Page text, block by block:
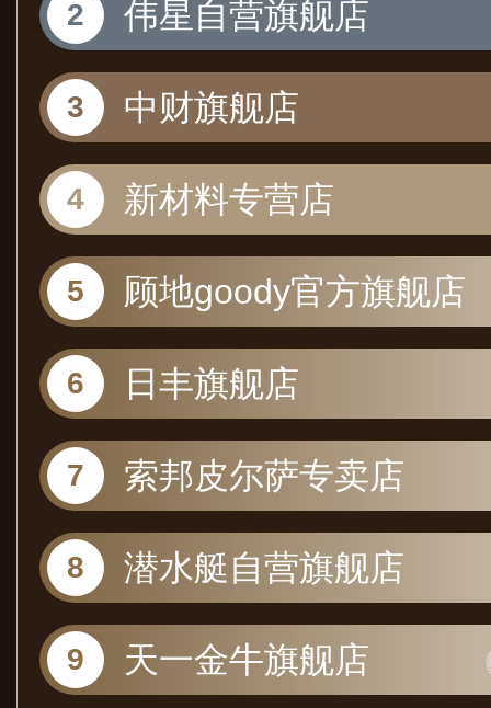
伟星自营旗舰店
中财旗舰店
新材料专营店
顾地goody官方旗舰店
日丰旗舰店
索邦皮尔萨专卖店
潜水艇自营旗舰店
天一金牛旗舰店